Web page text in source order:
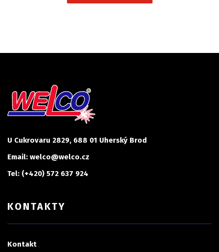
U Cukrovaru 2829, 688 01 Uherský Brod
Email: welco@welco.cz
Tel: (+420) 572 637 924
KONTAKTY
Kontakt